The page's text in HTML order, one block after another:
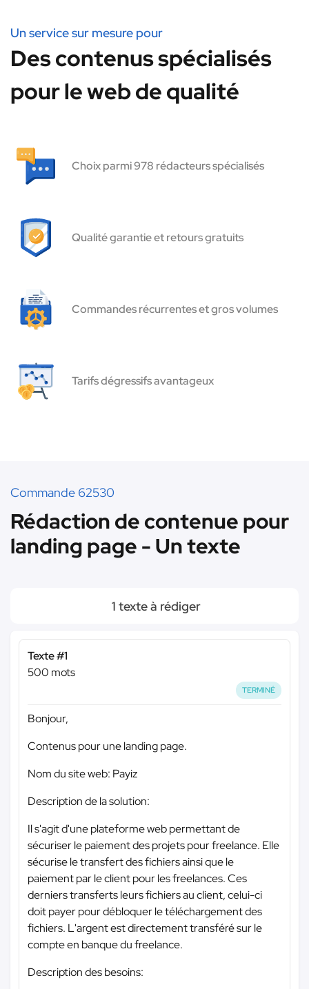
Un service sur mesure pour
Des contenus spécialisés
pour le web de qualité
Choix parmi 978 rédacteurs spécialisés
Qualité garantie et retours gratuits
Commandes récurrentes et gros volumes
Tarifs dégressifs avantageux
Commande 62530
Rédaction de contenue pour
landing page - Un texte
1 texte à rédiger
Texte #1
500 mots
TERMINÉ
Bonjour,
Contenus pour une landing page.
Nom du site web: Payiz
Description de la solution:
Il s'agit d'une plateforme web permettant de
sécuriser le paiement des projets pour freelance. Elle
sécurise le transfert des fichiers ainsi que le
paiement par le client pour les freelances. Ces
derniers transferts leurs fichiers au client, celui-ci
doit payer pour débloquer le téléchargement des
fichiers. L'argent est directement transféré sur le
compte en banque du freelance.
Description des besoins: